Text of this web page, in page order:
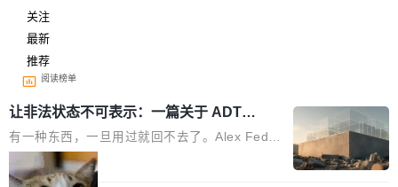
关注
最新
推荐
阅读榜单
让非法状态不可表示：一篇关于 ADT
的帖子在 Reddit 火了
有一种东西，一旦用过就回不去了。Alex Fedos
eev 管它叫"软件设计的基石"。 他说的东西不新
鲜——代数数据类型（ADT），尤其是和类型
局